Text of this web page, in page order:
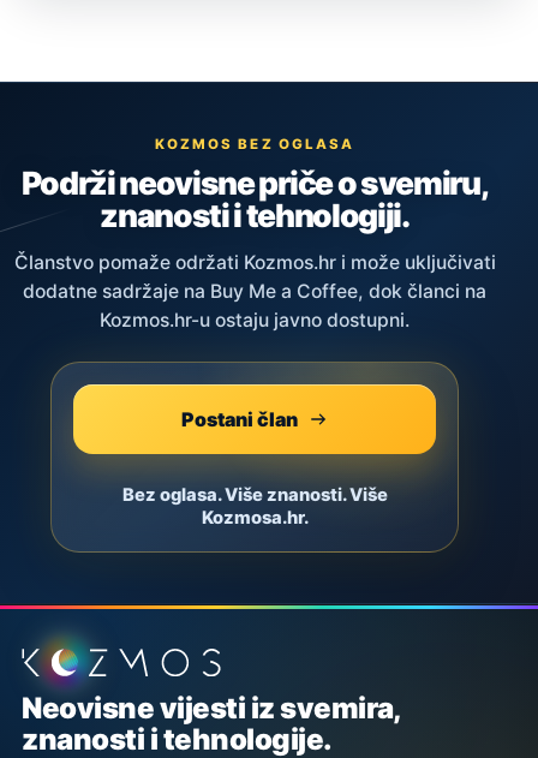
KOZMOS BEZ OGLASA
Podrži neovisne priče o svemiru,
znanosti i tehnologiji.
Članstvo pomaže održati Kozmos.hr i može uključivati
dodatne sadržaje na Buy Me a Coffee, dok članci na
Kozmos.hr-u ostaju javno dostupni.
Postani član
Bez oglasa. Više znanosti. Više
Kozmosa.hr.
Podnožje stranice
Neovisne vijesti iz svemira,
znanosti i tehnologije.